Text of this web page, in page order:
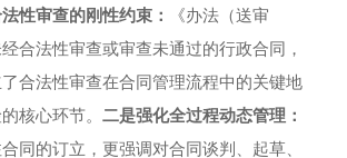
性审查的刚性约束：
《办法（送审
经合法性审查或审查未通过的行政合同 ，
合法性审查在合同管理流程中的关键地
核心环节。 二是强化全过程动态管理：
同的订立 ， 更强调对合同谈判、起草、